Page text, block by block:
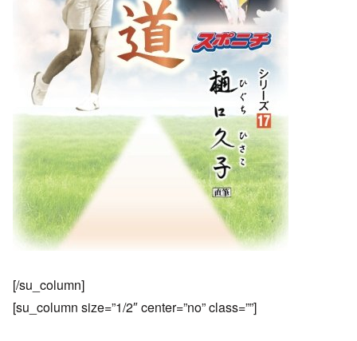
[/su_column]
[su_column size=”1/2″ center=”no” class=””]